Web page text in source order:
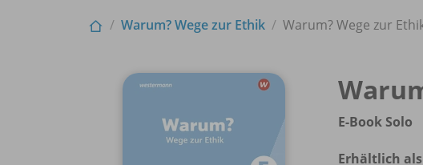
Warum? Wege zur Ethik Warum? Wege zur
E-Book Solo
Erhältlich